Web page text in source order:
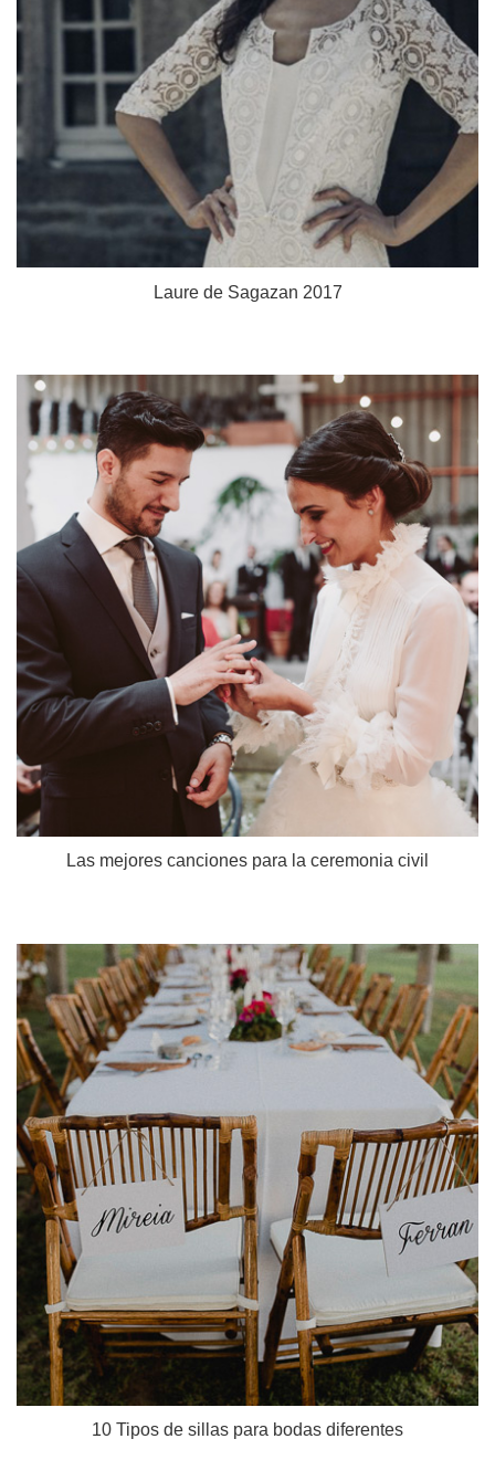
Laure de Sagazan 2017
Las mejores canciones para la ceremonia civil
10 Tipos de sillas para bodas diferentes